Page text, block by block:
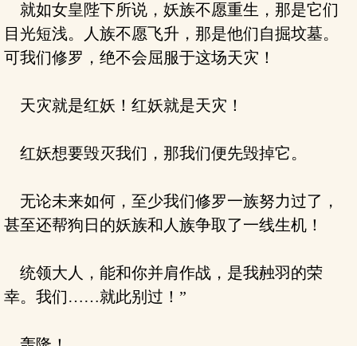
就如女皇陛下所说，妖族不愿重生，那是它们
目光短浅。人族不愿飞升，那是他们自掘坟墓。
可我们修罗，绝不会屈服于这场天灾！
天灾就是红妖！红妖就是天灾！
红妖想要毁灭我们，那我们便先毁掉它。
无论未来如何，至少我们修罗一族努力过了，
甚至还帮狗日的妖族和人族争取了一线生机！
统领大人，能和你并肩作战，是我赨羽的荣
幸。我们……就此别过！”